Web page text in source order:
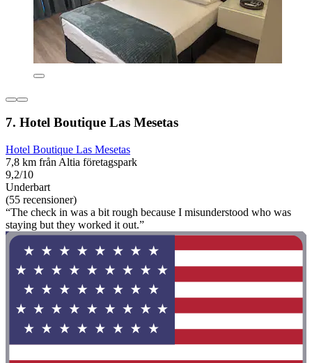
7. Hotel Boutique Las Mesetas
Hotel Boutique Las Mesetas
7,8 km från Altia företagspark
9,2/10
Underbart
(55 recensioner)
“The check in was a bit rough because I misunderstood who was
staying but they worked it out.”